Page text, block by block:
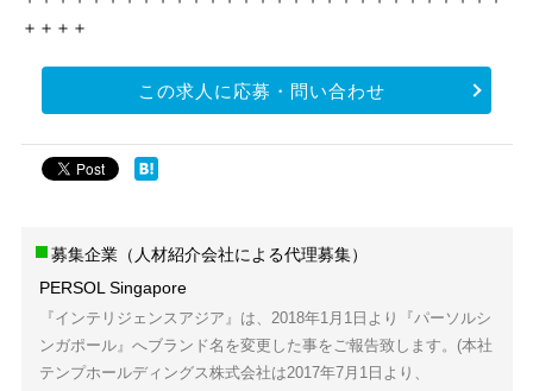
＋＋＋＋
この求人に応募・問い合わせ
募集企業（人材紹介会社による代理募集）
PERSOL Singapore
『インテリジェンスアジア』は、2018年1月1日より『パーソルシ
ンガポール』へブランド名を変更した事をご報告致します。(本社
テンプホールディングス株式会社は2017年7月1日より、